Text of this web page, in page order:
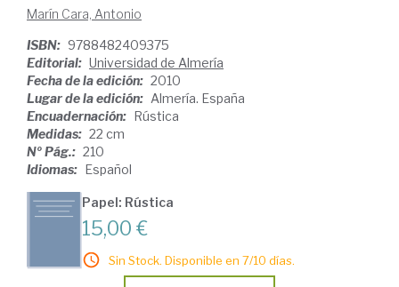
Marín Cara, Antonio
ISBN: 9788482409375
Editorial: Universidad de Almería
Fecha de la edición: 2010
Lugar de la edición: Almería. España
Encuadernación: Rústica
Medidas: 22 cm
Nº Pág.: 210
Idiomas: Español
Papel: Rústica
15,00 €
Sin Stock. Disponible en 7/10 días.